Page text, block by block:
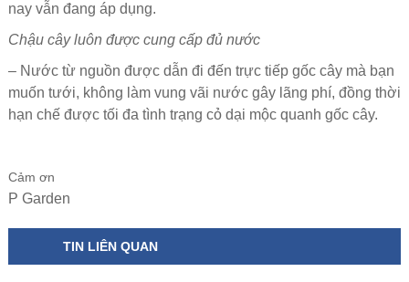
nay vẫn đang áp dụng.
Chậu cây luôn được cung cấp đủ nước
– Nước từ nguồn được dẫn đi đến trực tiếp gốc cây mà bạn
muốn tưới, không làm vung vãi nước gây lãng phí, đồng thời
hạn chế được tối đa tình trạng cỏ dại mộc quanh gốc cây.
Cảm ơn
P Garden
TIN LIÊN QUAN